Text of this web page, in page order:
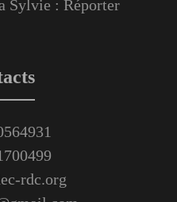
Sylvie : Réporter
rdc.org